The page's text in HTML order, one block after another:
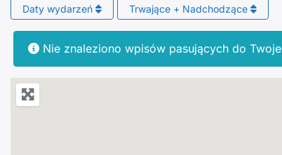
Daty wydarzeń Trwające + Nadchodzące
Nie znaleziono wpisów pasujących do